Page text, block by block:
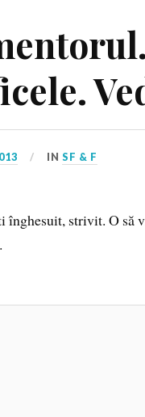
INSF & F
strivit. O să